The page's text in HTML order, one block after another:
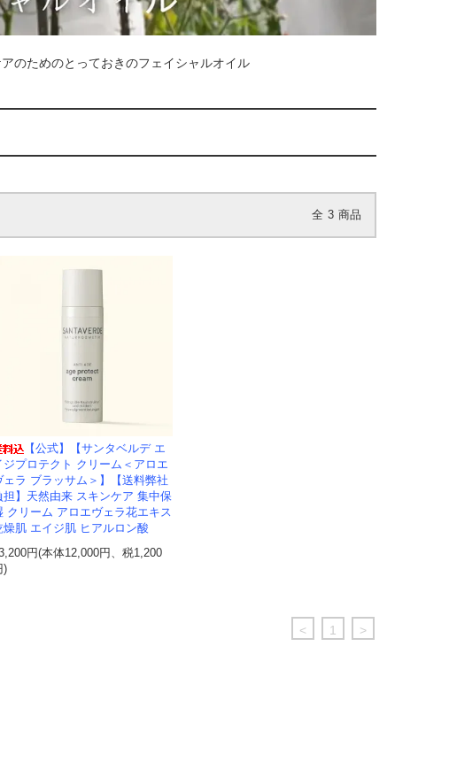
のためのとっておきのフェイシャルオイル
全 3 商品
【公式】【サンタベルデ エ
ジプロテクト クリーム＜アロエ
ェラ ブラッサム＞】【送料弊社
担】天然由来 スキンケア 集中保
クリーム アロエヴェラ花エキス
燥肌 エイジ肌 ヒアルロン酸
円(本体12,000円、税1,200
)
< 1 >